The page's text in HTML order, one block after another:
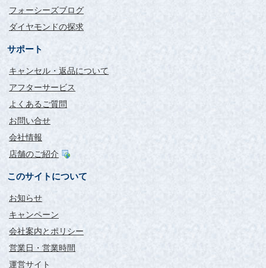
フォーシーズブログ
ダイヤモンドの探求
サポート
キャンセル・返品について
アフターサービス
よくあるご質問
お問い合せ
会社情報
店舗のご紹介
このサイトについて
お知らせ
キャンペーン
会社案内とポリシー
営業日・営業時間
運営サイト